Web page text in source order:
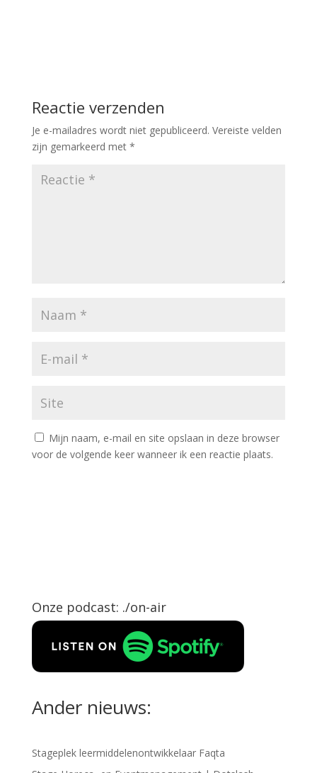
Reactie verzenden
Je e-mailadres wordt niet gepubliceerd. Vereiste velden
zijn gemarkeerd met *
Mijn naam, e-mail en site opslaan in deze browser
voor de volgende keer wanneer ik een reactie plaats.
Onze podcast: ./on-air
Ander nieuws:
Stageplek leermiddelenontwikkelaar Faqta